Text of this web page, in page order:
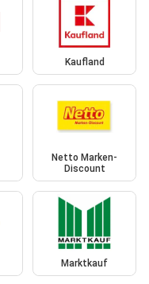
Kaufland
Netto Marken-
Discount
Marktkauf